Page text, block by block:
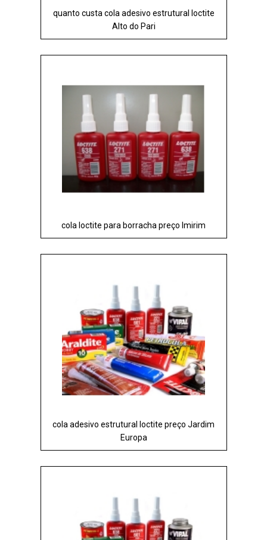
quanto custa cola adesivo estrutural loctite
Alto do Pari
cola loctite para borracha preço Imirim
cola adesivo estrutural loctite preço Jardim
Europa